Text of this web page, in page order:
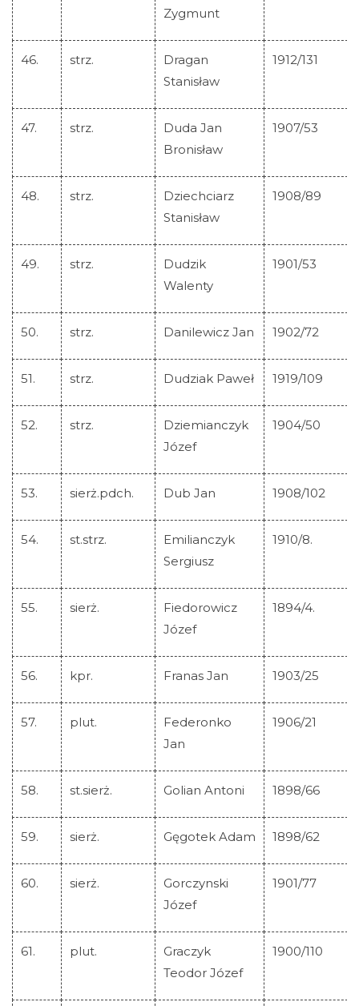
Zygmunt
46. strz.
Dragan
Stanisław
1912/131
47. strz.
Duda Jan
Bronisław
1907/53
48. strz.
Dziechciarz
Stanisław
1908/89
49. strz.
Dudzik
Walenty
1901/53
50. strz. Danilewicz Jan 1902/72
51. strz. Dudziak Paweł 1919/109
52. strz.
Dziemianczyk
Józef
1904/50
53. sierż.pdch. Dub Jan 1908/102
54. st.strz.
Emilianczyk
Sergiusz
1910/8.
55. sierż.
Fiedorowicz
Józef
1894/4.
56. kpr. Franas Jan 1903/25
57. plut.
Federonko
Jan
1906/21
58. st.sierż. Golian Antoni 1898/66
59. sierż. Gęgotek Adam 1898/62
60. sierż.
Gorczynski
Józef
1901/77
61. plut.
Graczyk
Teodor Józef
1900/110